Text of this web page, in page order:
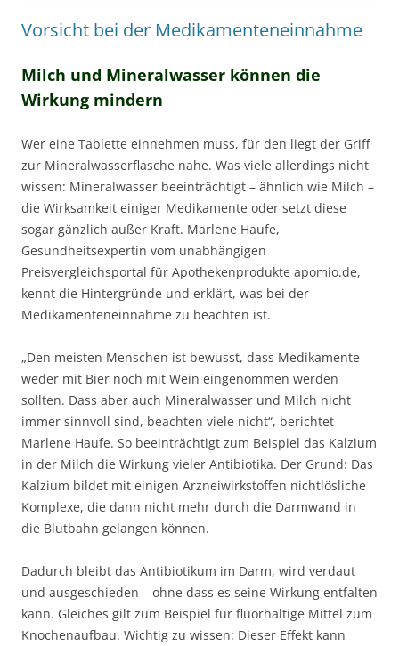
Vorsicht bei der Medikamenteneinnahme
Milch und Mineralwasser können die
Wirkung mindern
Wer eine Tablette einnehmen muss, für den liegt der Griff
zur Mineralwasserflasche nahe. Was viele allerdings nicht
wissen: Mineralwasser beeinträchtigt – ähnlich wie Milch –
die Wirksamkeit einiger Medikamente oder setzt diese
sogar gänzlich außer Kraft. Marlene Haufe,
Gesundheitsexpertin vom unabhängigen
Preisvergleichsportal für Apothekenprodukte apomio.de,
kennt die Hintergründe und erklärt, was bei der
Medikamenteneinnahme zu beachten ist.
„Den meisten Menschen ist bewusst, dass Medikamente
weder mit Bier noch mit Wein eingenommen werden
sollten. Dass aber auch Mineralwasser und Milch nicht
immer sinnvoll sind, beachten viele nicht“, berichtet
Marlene Haufe. So beeinträchtigt zum Beispiel das Kalzium
in der Milch die Wirkung vieler Antibiotika. Der Grund: Das
Kalzium bildet mit einigen Arzneiwirkstoffen nichtlösliche
Komplexe, die dann nicht mehr durch die Darmwand in
die Blutbahn gelangen können.
Dadurch bleibt das Antibiotikum im Darm, wird verdaut
und ausgeschieden – ohne dass es seine Wirkung entfalten
kann. Gleiches gilt zum Beispiel für fluorhaltige Mittel zum
Knochenaufbau. Wichtig zu wissen: Dieser Effekt kann